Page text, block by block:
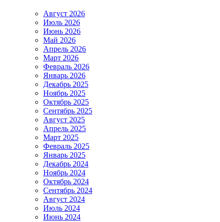
Август 2026
Июль 2026
Июнь 2026
Май 2026
Апрель 2026
Март 2026
Февраль 2026
Январь 2026
Декабрь 2025
Ноябрь 2025
Октябрь 2025
Сентябрь 2025
Август 2025
Апрель 2025
Март 2025
Февраль 2025
Январь 2025
Декабрь 2024
Ноябрь 2024
Октябрь 2024
Сентябрь 2024
Август 2024
Июль 2024
Июнь 2024